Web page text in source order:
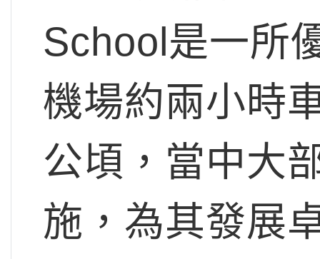
School是一所
機場約兩小時
公頃，當中大
施，為其發展